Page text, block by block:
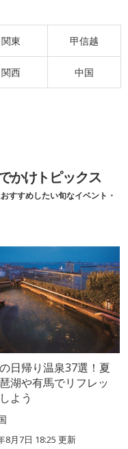
関東 甲信越
関西 中国
かけトピックス
すすめしたい旬なイベント・
日帰り温泉37選！夏
湖や有馬でリフレッ
よう
8月7日 18:25 更新